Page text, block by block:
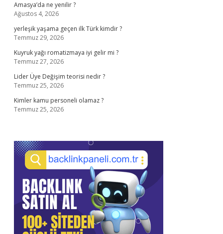
Amasya’da ne yenilir ?
Ağustos 4, 2026
yerleşik yaşama geçen ilk Türk kimdir ?
Temmuz 29, 2026
Kuyruk yağı romatizmaya iyi gelir mi ?
Temmuz 27, 2026
Lider Üye Değişim teorisi nedir ?
Temmuz 25, 2026
Kimler kamu personeli olamaz ?
Temmuz 25, 2026